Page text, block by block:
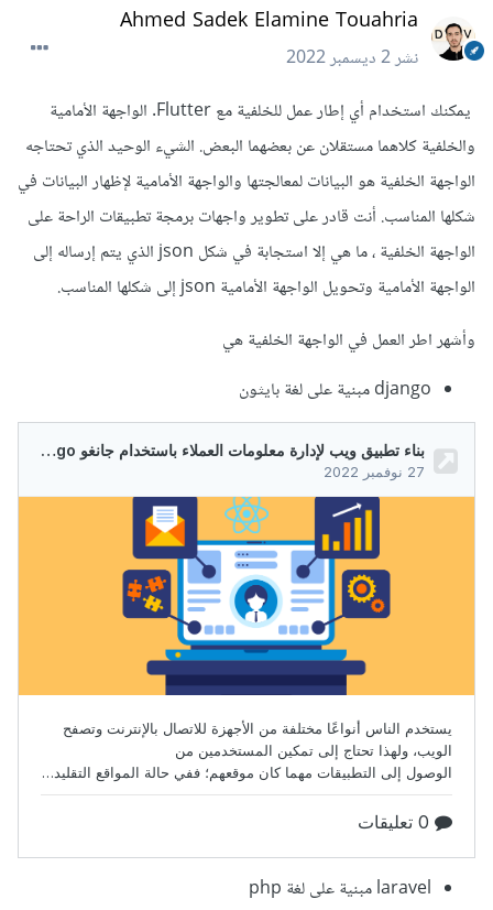
Ahmed Sadek Elamine Touahria
نشر2 ديسمبر 2022
يمكنك استخدام أي إطار عمل للخلفية مع Flutter. الواجهة الأمامية
والخلفية كلاهما مستقلان عن بعضهما البعض. الشيء الوحيد الذي تحتاجه
الواجهة الخلفية هو البيانات لمعالجتها والواجهة الأمامية لإظهار البيانات في
شكلها المناسب. أنت قادر على تطوير واجهات برمجة تطبيقات الراحة على
الواجهة الخلفية ، ما هي إلا استجابة في شكل json الذي يتم إرساله إلى
الواجهة الأمامية وتحويل الواجهة الأمامية json إلى شكلها المناسب.
وأشهر اطر العمل في الواجهة الخلفية هي
django مبنية على لغة بايثون
laravel مبنية على لغة php